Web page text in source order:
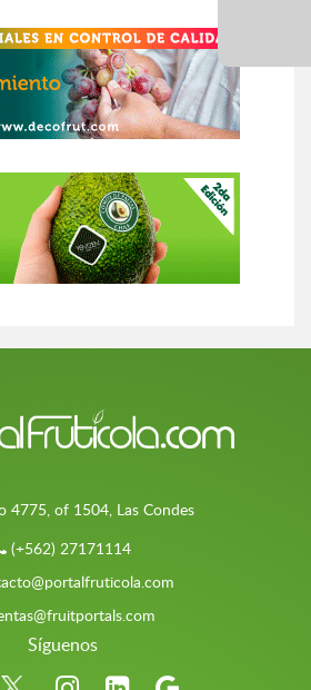
4775, of 1504, Las Condes
(+562) 27171114
Síguenos